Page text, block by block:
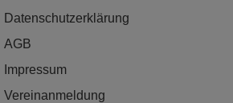
Datenschutzerklärung
AGB
Impressum
Vereinanmeldung